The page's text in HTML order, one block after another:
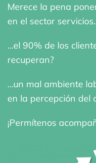
Merece la pena
en el sector
…el 90% de los
recuperan?
…un mal ambiente
en la percepción del
¡Permítenos